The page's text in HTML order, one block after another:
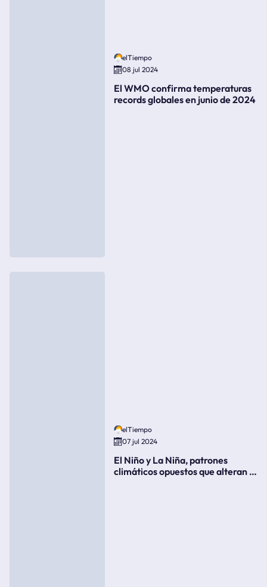
elTiempo
08 jul 2024
El WMO confirma temperaturas
records globales en junio de 2024
elTiempo
07 jul 2024
El Niño y La Niña, patrones
climáticos opuestos que alteran la